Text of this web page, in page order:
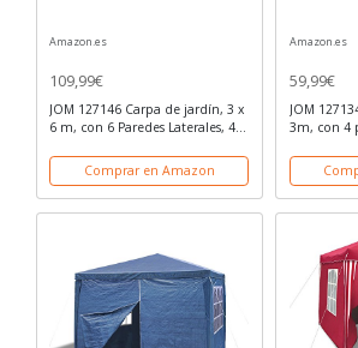
Amazon.es
109,99€
JOM 127146 Carpa de jardín, 3 x
6 m, con 6 Paredes Laterales, 4
Conectores de plástico, con
piquetas y Cables, Azul
Comprar en Amazon
Amazon.es
59,99€
JOM
3m, con 4
cremallera,
varillaje
de...